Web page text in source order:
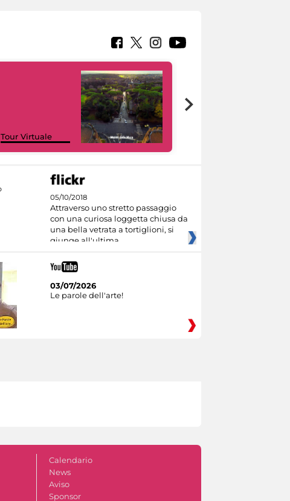
Tour Virtuale
05/10/2018
Attraverso uno stretto passaggio
con una curiosa loggetta chiusa da
una bella vetrata a tortiglioni, si
giunge all'ultima
03/07/2026
Le parole dell'arte!
Calendario
News
Aviso
Sponsor